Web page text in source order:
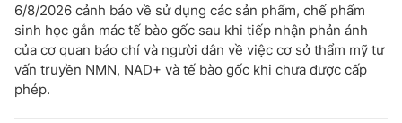
6/8/2026 cảnh báo về sử dụng các sản phẩm, chế phẩm
sinh học gắn mác tế bào gốc sau khi tiếp nhận phản ánh
của cơ quan báo chí và người dân về việc cơ sở thẩm mỹ tư
vấn truyền NMN, NAD+ và tế bào gốc khi chưa được cấp
phép.